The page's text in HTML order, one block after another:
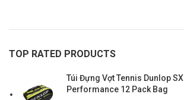
TOP RATED PRODUCTS
Túi Đựng Vợt Tennis Dunlop SX
Performance 12 Pack Bag